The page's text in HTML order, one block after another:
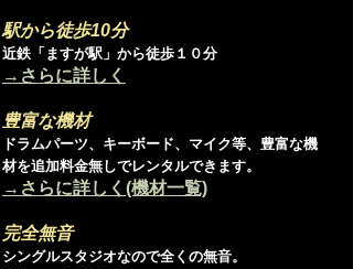
駅から徒歩10分
近鉄「ますが駅」から徒歩１０分
→さらに詳しく
豊富な機材
ドラムパーツ、キーボード、マイク等、豊富な機
材を追加料金無しでレンタルできます。
→さらに詳しく(機材一覧)
完全無音
シングルスタジオなので全くの無音。